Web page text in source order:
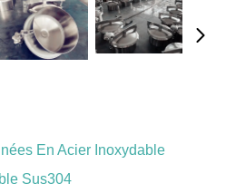
En Acier Inoxydable
Sus304